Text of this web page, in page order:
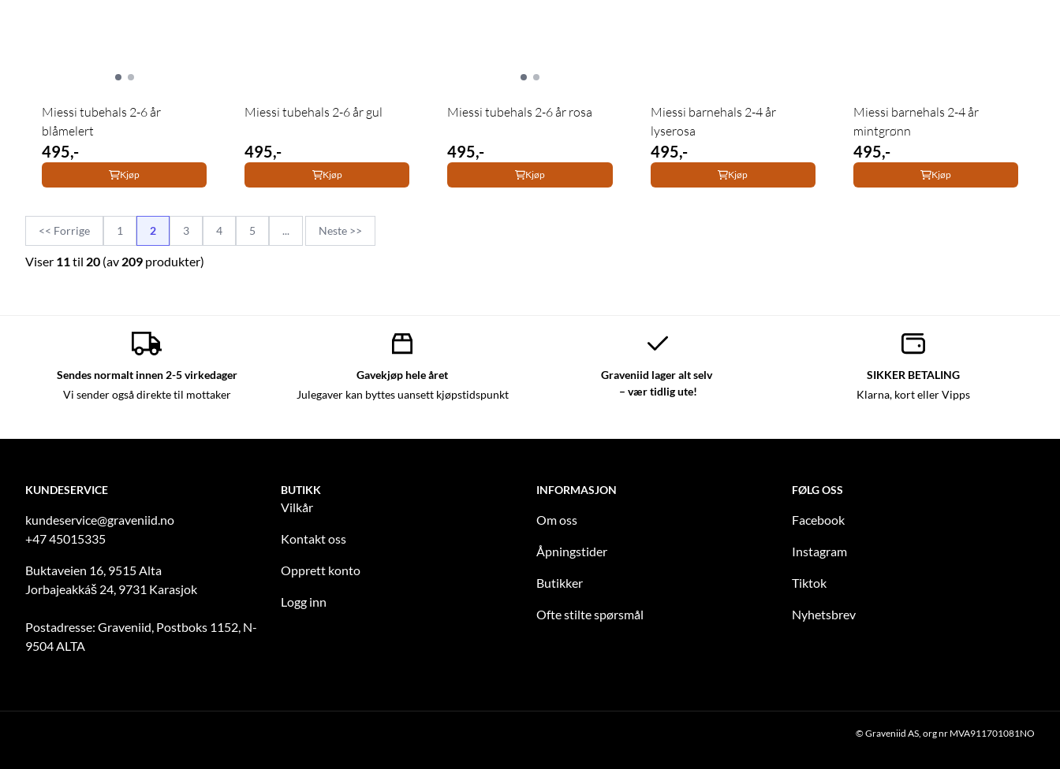
Miessi tubehals 2-6 år
blåmelert
495,-
Kjøp
Miessi tubehals 2-6 år gul
495,-
Kjøp
Miessi tubehals 2-6 år rosa
495,-
Kjøp
Miessi barnehals 2-4 år
lyserosa
495,-
Kjøp
Miessi barnehals 2-4 år
mintgrønn
495,-
Kjøp
<< Forrige 1 2 3 4 5 ... Neste >>
Viser 11 til 20 (av 209 produkter)
Sendes normalt innen 2-5 virkedager
Vi sender også direkte til mottaker
Gavekjøp hele året
Julegaver kan byttes uansett kjøpstidspunkt
Graveniid lager alt selv
– vær tidlig ute!
SIKKER BETALING
Klarna, kort eller Vipps
KUNDESERVICE
kundeservice@graveniid.no
+47 45015335
Buktaveien 16, 9515 Alta
Jorbajeakkáš 24, 9731 Karasjok
Postadresse: Graveniid, Postboks 1152, N-
9504 ALTA
BUTIKK
Vilkår
Kontakt oss
Opprett konto
Logg inn
INFORMASJON
Om oss
Åpningstider
Butikker
Ofte stilte spørsmål
FØLG OSS
Facebook
Instagram
Tiktok
Nyhetsbrev
© Graveniid AS, org nr MVA911701081NO